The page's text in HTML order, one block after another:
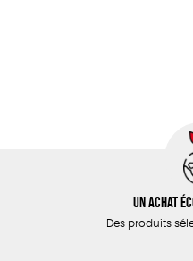
Un achat
Des produits